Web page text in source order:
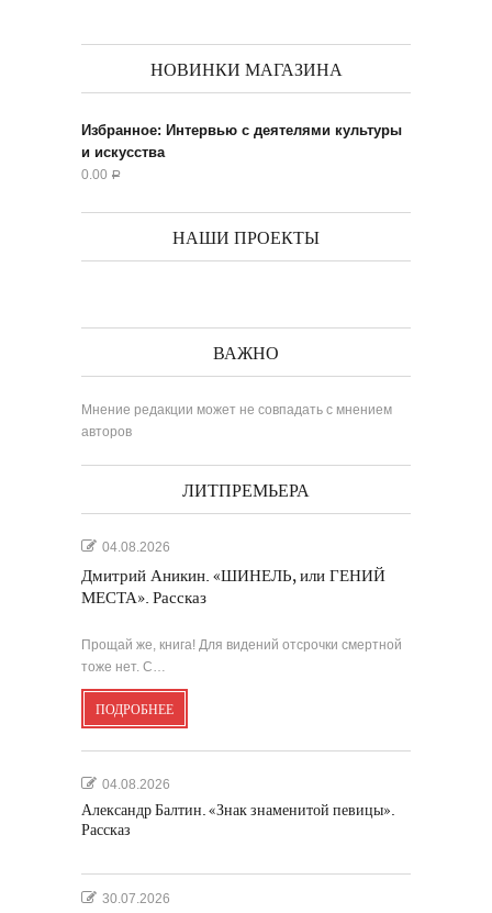
НОВИНКИ МАГАЗИНА
Избранное: Интервью с деятелями культуры
и искусства
0.00 Р
НАШИ ПРОЕКТЫ
ВАЖНО
Мнение редакции может не совпадать с мнением
авторов
ЛИТПРЕМЬЕРА
04.08.2026
Дмитрий Аникин. «ШИНЕЛЬ, или ГЕНИЙ
МЕСТА». Рассказ
Прощай же, книга! Для видений отсрочки смертной
тоже нет. С…
ПОДРОБНЕЕ
04.08.2026
Александр Балтин. «Знак знаменитой певицы».
Рассказ
30.07.2026